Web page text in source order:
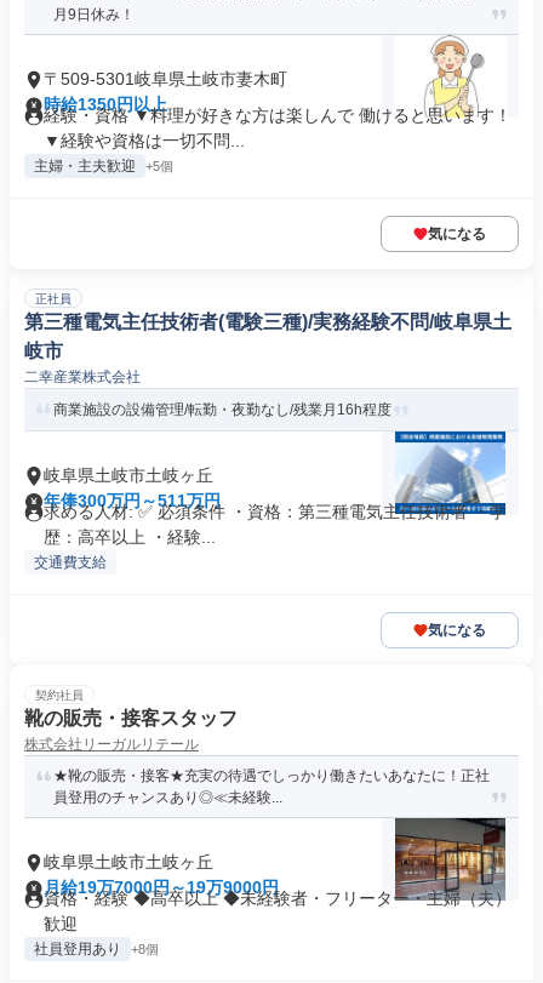
月9日休み！
〒509-5301岐阜県土岐市妻木町
時給1350円以上
経験・資格 ▼料理が好きな方は楽しんで 働けると思います！
▼経験や資格は一切不問...
主婦・主夫歓迎 +5個
気になる
正社員
第三種電気主任技術者(電験三種)/実務経験不問/岐阜県土
岐市
二幸産業株式会社
商業施設の設備管理/転勤・夜勤なし/残業月16h程度
岐阜県土岐市土岐ヶ丘
年俸300万円～511万円
求める人材: ✅ 必須条件 ・資格：第三種電気主任技術者 ・学
歴：高卒以上 ・経験...
交通費支給
気になる
契約社員
靴の販売・接客スタッフ
株式会社リーガルリテール
★靴の販売・接客★充実の待遇でしっかり働きたいあなたに！正社
員登用のチャンスあり◎≪未経験...
岐阜県土岐市土岐ヶ丘
月給19万7000円～19万9000円
資格・経験 ◆高卒以上 ◆未経験者・フリーター・主婦（夫）
歓迎
社員登用あり +8個